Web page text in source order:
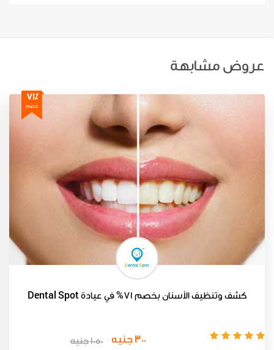
عروض مشابهة
71٪
خصم
كشف وتنظيف الأسنان بخصم 71% في عيادة Dental Spot
300 جنيه 1050 جنيه